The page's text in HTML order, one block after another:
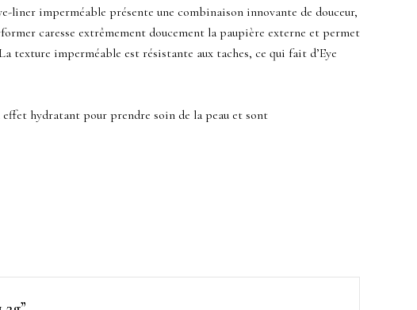
liner imperméable présente une combinaison innovante de douceur,
caresse extrêmement doucement la paupière externe et permet
texture imperméable est résistante aux taches, ce qui fait d’Eye
hydratant pour prendre soin de la peau et sont